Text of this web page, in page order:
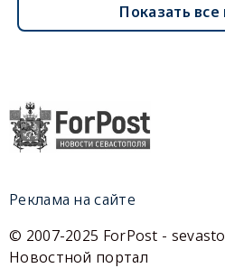
Показать все
Реклама на сайте
© 2007-2025 ForPost -
Новостной портал